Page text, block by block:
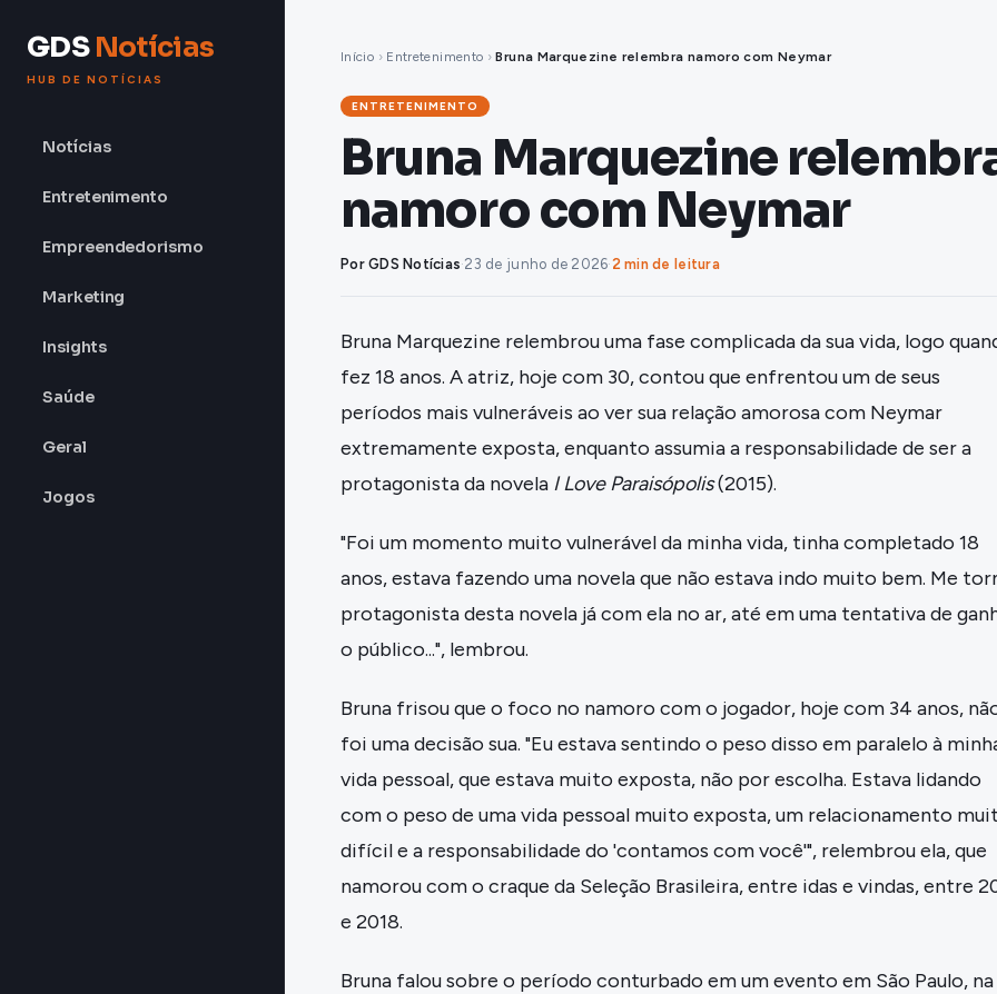
GDSNotícias
HUB DE NOTÍCIAS
Notícias
Entretenimento
Empreendedorismo
Marketing
Insights
Saúde
Geral
Jogos
Início › Entretenimento › Bruna Marquezine relembra namoro com Neymar
ENTRETENIMENTO
Bruna Marquezine
namoro com Neymar
Por GDS Notícias·23 de junho de 2026·2 min de leitura
Bruna Marquezine relembrou uma fase complicada da sua vida, logo
fez 18 anos. A atriz, hoje com 30, contou que enfrentou um de seus
períodos mais vulneráveis ao ver sua relação amorosa com Neymar
extremamente exposta, enquanto assumia a responsabilidade de ser a
protagonista da novela I Love Paraisópolis(2015).
"Foi um momento muito vulnerável da minha vida, tinha completado 18
anos, estava fazendo uma novela que não estava indo muito bem. Me
protagonista desta novela já com ela no ar, até em uma tentativa de
o público...", lembrou.
Bruna frisou que o foco no namoro com o jogador, hoje com 34 anos,
foi uma decisão sua. "Eu estava sentindo o peso disso em paralelo à
vida pessoal, que estava muito exposta, não por escolha. Estava lidando
com o peso de uma vida pessoal muito exposta, um relacionamento
difícil e a responsabilidade do 'contamos com você'", relembrou ela, que
namorou com o craque da Seleção Brasileira, entre idas e vindas, entre
e 2018.
Bruna falou sobre o período conturbado em um evento em São Paulo, na